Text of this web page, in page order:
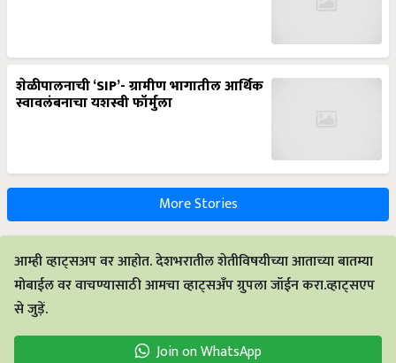
शेळीपालनाची ‘SIP’- ग्रामीण भागातील आर्थिक
स्वावलंबनाचा यशस्वी फॉर्मुला
More Stories
आम्ही व्हाट्सअप वर आहोत. देशभरातील शेतीविषयीच्या आताच्या बातम्या
मोबाईल वर वाचण्यासाठी आमचा व्हाट्सअँप ग्रुपला जॉईन करा.व्हाट्सएप
से जुड़ें.
Join on WhatsApp